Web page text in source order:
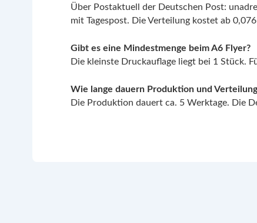
Über Postaktuell der Deutschen Post:
mit Tagespost. Die Verteilung kostet ab
Gibt es eine Mindestmenge beim A6 Flyer?
Die kleinste Druckauflage liegt bei 1 Stück.
Wie lange dauern Produktion und
Die Produktion dauert ca. 5 Werktage. Die